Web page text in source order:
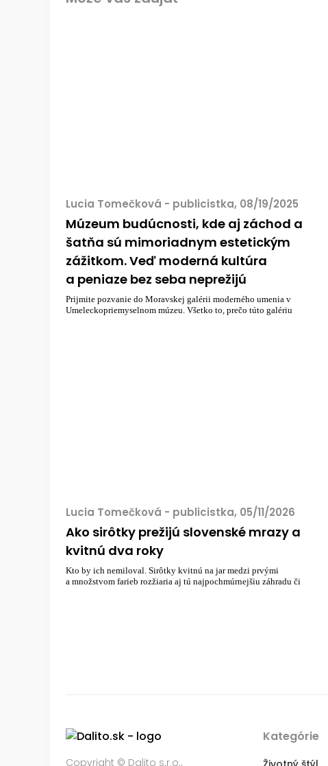
Lucia Tomečková - publicistka, 08/19/2025
Múzeum budúcnosti, kde aj záchod a
šatňa sú mimoriadnym estetickým
zážitkom. Veď moderná kultúra
a peniaze bez seba neprežijú
Prijmite pozvanie do Moravskej galérii moderného umenia v
Umeleckopriemyselnom múzeu. Všetko to, prečo túto galériu
Lucia Tomečková - publicistka, 05/11/2026
Ako sirôtky prežijú slovenské mrazy a
kvitnú dva roky
Kto by ich nemiloval. Sirôtky kvitnú na jar medzi prvými
a množstvom farieb rozžiaria aj tú najpochmúrnejšiu záhradu či
Copyright © Dalito s.r.o.,
Kategórie